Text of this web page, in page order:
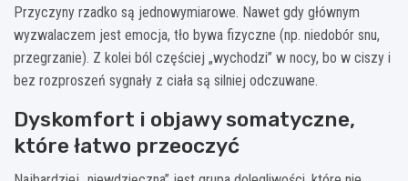
Przyczyny rzadko są jednowymiarowe. Nawet gdy głównym
wyzwalaczem jest emocja, tło bywa fizyczne (np. niedobór snu,
przegrzanie). Z kolei ból częściej „wychodzi” w nocy, bo w ciszy i
bez rozproszeń sygnały z ciała są silniej odczuwane.
Dyskomfort i objawy somatyczne,
które łatwo przeoczyć